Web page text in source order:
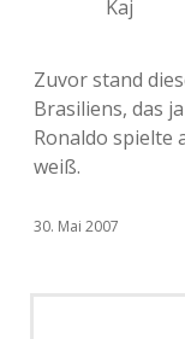
Kaj
Zuvor stand
Brasiliens, das
Ronaldo spielte
weiß.
30. Mai 2007